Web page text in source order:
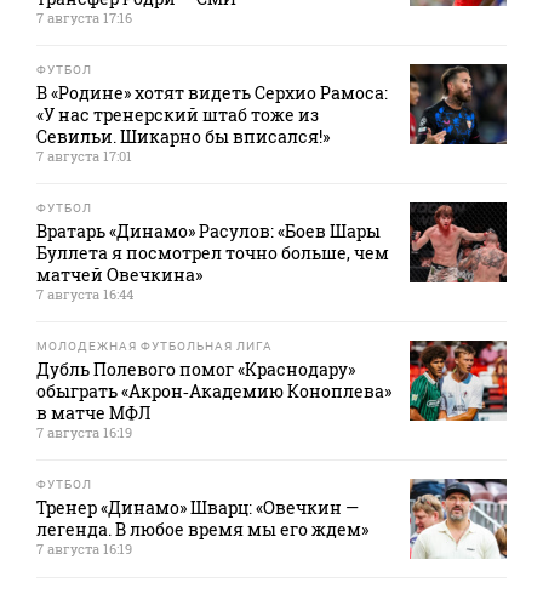
7 августа 17:16
ФУТБОЛ
В «Родине» хотят видеть Серхио Рамоса:
«У нас тренерский штаб тоже из
Севильи. Шикарно бы вписался!»
7 августа 17:01
ФУТБОЛ
Вратарь «Динамо» Расулов: «Боев Шары
Буллета я посмотрел точно больше, чем
матчей Овечкина»
7 августа 16:44
МОЛОДЕЖНАЯ ФУТБОЛЬНАЯ ЛИГА
Дубль Полевого помог «Краснодару»
обыграть «Акрон‑Академию Коноплева»
в матче МФЛ
7 августа 16:19
ФУТБОЛ
Тренер «Динамо» Шварц: «Овечкин —
легенда. В любое время мы его ждем»
7 августа 16:19